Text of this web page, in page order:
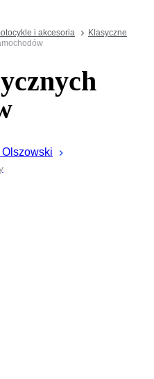
i akcesoria
Klasyczne
Olszowski